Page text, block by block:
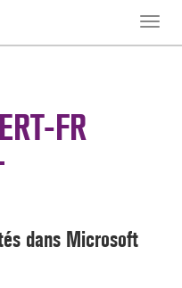
Toggle
FR
dans Microsoft